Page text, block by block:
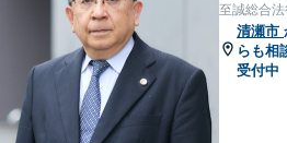
至誠総合
清瀬市
らも相
受付中